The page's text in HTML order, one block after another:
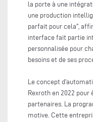
la porte à une
une production
parfait pour cela",
interface fait partie
personnalisée pour
besoins et de ses
Le concept
Rexroth en 2022
partenaires. La
motive. Cette